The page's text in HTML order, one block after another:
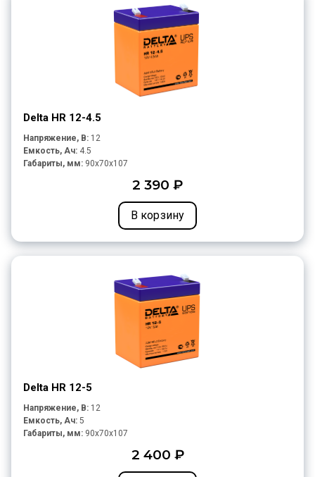
Delta HR 12-4.5
Напряжение, В: 12
Емкость, Ач: 4.5
Габариты, мм: 90x70x107
2 390 ₽
В корзину
Delta HR 12-5
Напряжение, В: 12
Емкость, Ач: 5
Габариты, мм: 90x70x107
2 400 ₽